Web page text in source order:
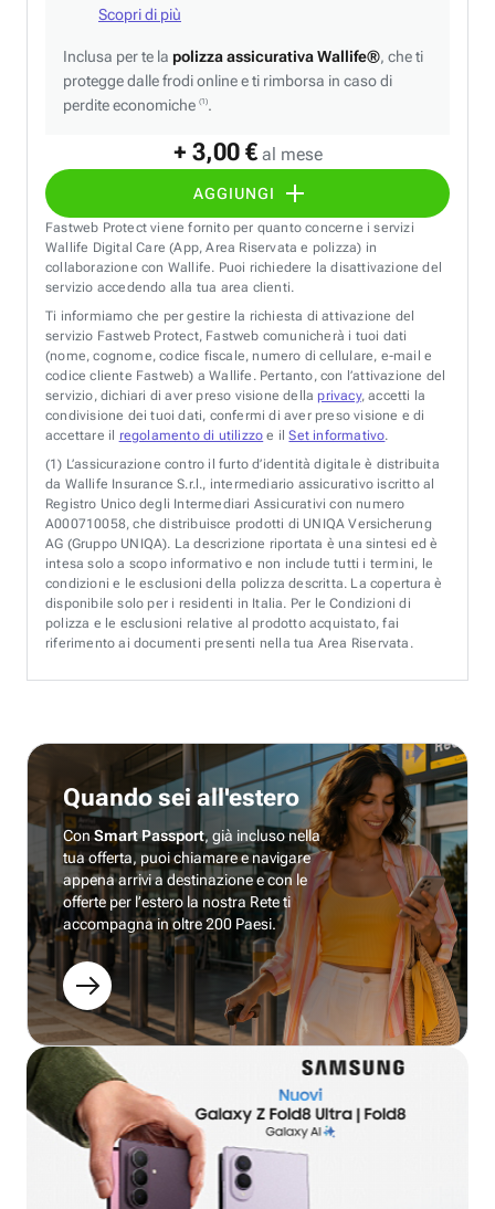
+ 3,00 € al mese
AGGIUNGI
Scopri di più
Inclusa per te la polizza assicurativa Wallife®, che ti
protegge dalle frodi online e ti rimborsa in caso di
perdite economiche (1).
Fastweb Protect viene fornito per quanto concerne i servizi
Wallife Digital Care (App, Area Riservata e polizza) in
collaborazione con Wallife. Puoi richiedere la disattivazione del
servizio accedendo alla tua area clienti.
Ti informiamo che per gestire la richiesta di attivazione del
servizio Fastweb Protect, Fastweb comunicherà i tuoi dati
(nome, cognome, codice fiscale, numero di cellulare, e-mail e
codice cliente Fastweb) a Wallife. Pertanto, con l’attivazione del
servizio, dichiari di aver preso visione della privacy, accetti la
condivisione dei tuoi dati, confermi di aver preso visione e di
accettare il regolamento di utilizzo e ilSet informativo.
(1) L’assicurazione contro il furto d’identità digitale è distribuita
da Wallife Insurance S.r.l., intermediario assicurativo iscritto al
Registro Unico degli Intermediari Assicurativi con numero
A000710058, che distribuisce prodotti di UNIQA Versicherung
AG (Gruppo UNIQA). La descrizione riportata è una sintesi ed è
intesa solo a scopo informativo e non include tutti i termini, le
condizioni e le esclusioni della polizza descritta. La copertura è
disponibile solo per i residenti in Italia. Per le Condizioni di
polizza e le esclusioni relative al prodotto acquistato, fai
riferimento ai documenti presenti nella tua Area Riservata.
Quando sei all'estero
ConSmart Passport, già incluso nella
tua offerta, puoi chiamare e navigare
appena arrivi a destinazione e con le
offerte per l’estero la nostra Rete ti
accompagna in oltre 200 Paesi.